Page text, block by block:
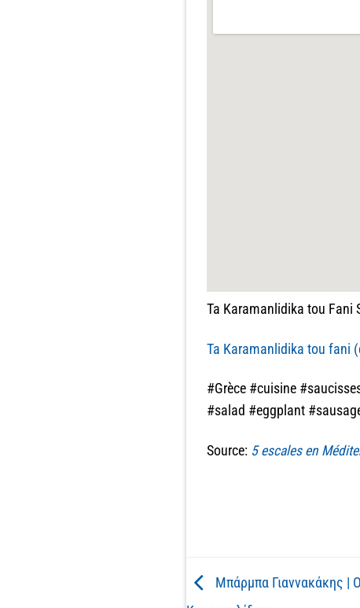
Ta Karamanlidika tou Fani
Ta Karamanlidika tou fani
#Grèce #cuisine
#salad #eggplant
Source: 5 escales en
Μπάρμπα Γιαννακάκης |